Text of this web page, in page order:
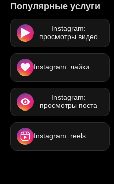
Популярные услуги
Instagram:
просмотры видео
Instagram: лайки
Instagram:
просмотры поста
Instagram: reels